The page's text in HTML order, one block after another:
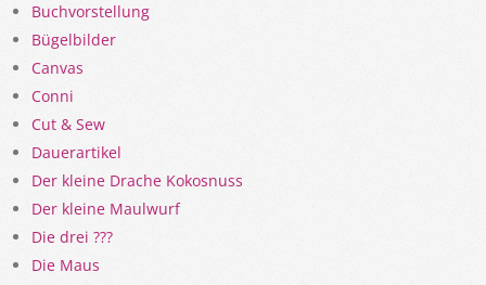
Buchvorstellung
Bügelbilder
Canvas
Conni
Cut & Sew
Dauerartikel
Der kleine Drache Kokosnuss
Der kleine Maulwurf
Die drei ???
Die Maus